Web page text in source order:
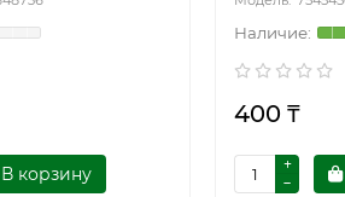
В корзину
400 ₸